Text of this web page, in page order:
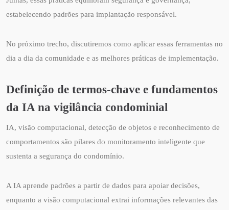
estabelecendo padrões para implantação responsável.
No próximo trecho, discutiremos como aplicar essas ferramentas no
dia a dia da comunidade e as melhores práticas de implementação.
Definição de termos-chave e fundamentos
da IA na vigilância condominial
IA, visão computacional, detecção de objetos e reconhecimento de
comportamentos são pilares do monitoramento inteligente que
sustenta a segurança do condomínio.
A IA aprende padrões a partir de dados para apoiar decisões,
enquanto a visão computacional extrai informações relevantes das